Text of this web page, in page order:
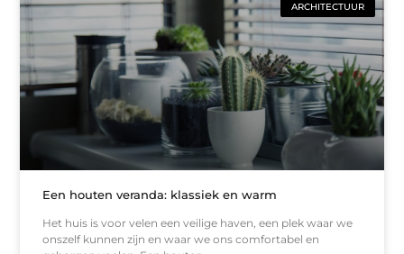
ARCHITECTUUR
Een houten veranda: klassiek en warm
Het huis is voor velen een veilige haven, een plek waar we
onszelf kunnen zijn en waar we ons comfortabel en